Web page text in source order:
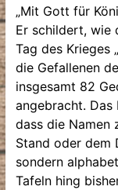
„Mit Gott für
Er schildert, wie
Tag des Krieges
die Gefallenen
insgesamt 82
angebracht. Das
dass die Namen
Stand oder dem
sondern
Tafeln hing